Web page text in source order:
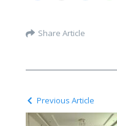
Share Article
Previous Article